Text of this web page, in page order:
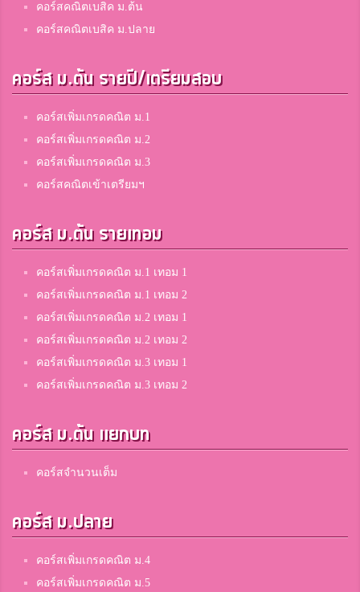
คอร์สคณิตเบสิค ม.ต้น
คอร์สคณิตเบสิค ม.ปลาย
คอร์ส ม.ต้น รายปี/เตรียมสอบ
คอร์สเพิ่มเกรดคณิต ม.1
คอร์สเพิ่มเกรดคณิต ม.2
คอร์สเพิ่มเกรดคณิต ม.3
คอร์สคณิตเข้าเตรียมฯ
คอร์ส ม.ต้น รายเทอม
คอร์สเพิ่มเกรดคณิต ม.1 เทอม 1
คอร์สเพิ่มเกรดคณิต ม.1 เทอม 2
คอร์สเพิ่มเกรดคณิต ม.2 เทอม 1
คอร์สเพิ่มเกรดคณิต ม.2 เทอม 2
คอร์สเพิ่มเกรดคณิต ม.3 เทอม 1
คอร์สเพิ่มเกรดคณิต ม.3 เทอม 2
คอร์ส ม.ต้น แยกบท
คอร์สจำนวนเต็ม
คอร์ส ม.ปลาย
คอร์สเพิ่มเกรดคณิต ม.4
คอร์สเพิ่มเกรดคณิต ม.5